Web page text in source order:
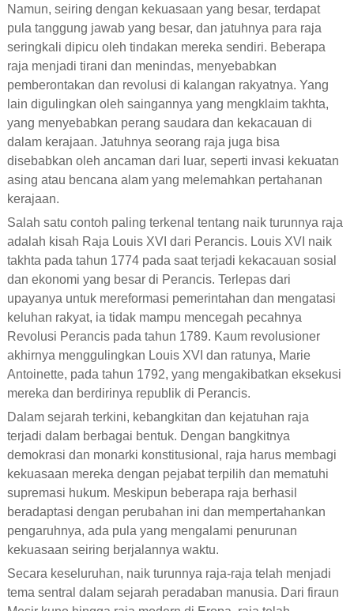
Namun, seiring dengan kekuasaan yang besar, terdapat
pula tanggung jawab yang besar, dan jatuhnya para raja
seringkali dipicu oleh tindakan mereka sendiri. Beberapa
raja menjadi tirani dan menindas, menyebabkan
pemberontakan dan revolusi di kalangan rakyatnya. Yang
lain digulingkan oleh saingannya yang mengklaim takhta,
yang menyebabkan perang saudara dan kekacauan di
dalam kerajaan. Jatuhnya seorang raja juga bisa
disebabkan oleh ancaman dari luar, seperti invasi kekuatan
asing atau bencana alam yang melemahkan pertahanan
kerajaan.
Salah satu contoh paling terkenal tentang naik turunnya raja
adalah kisah Raja Louis XVI dari Perancis. Louis XVI naik
takhta pada tahun 1774 pada saat terjadi kekacauan sosial
dan ekonomi yang besar di Perancis. Terlepas dari
upayanya untuk mereformasi pemerintahan dan mengatasi
keluhan rakyat, ia tidak mampu mencegah pecahnya
Revolusi Perancis pada tahun 1789. Kaum revolusioner
akhirnya menggulingkan Louis XVI dan ratunya, Marie
Antoinette, pada tahun 1792, yang mengakibatkan eksekusi
mereka dan berdirinya republik di Perancis.
Dalam sejarah terkini, kebangkitan dan kejatuhan raja
terjadi dalam berbagai bentuk. Dengan bangkitnya
demokrasi dan monarki konstitusional, raja harus membagi
kekuasaan mereka dengan pejabat terpilih dan mematuhi
supremasi hukum. Meskipun beberapa raja berhasil
beradaptasi dengan perubahan ini dan mempertahankan
pengaruhnya, ada pula yang mengalami penurunan
kekuasaan seiring berjalannya waktu.
Secara keseluruhan, naik turunnya raja-raja telah menjadi
tema sentral dalam sejarah peradaban manusia. Dari firaun